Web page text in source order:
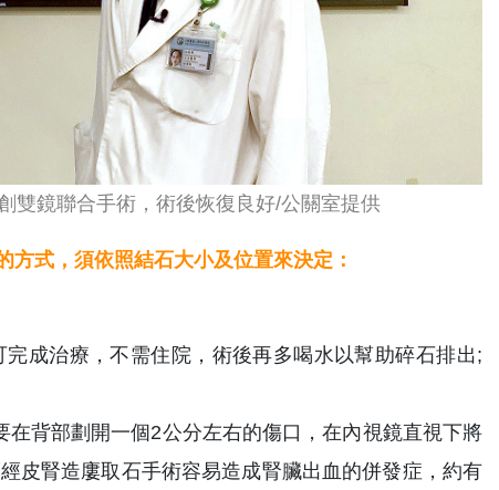
雙鏡聯合手術，術後恢復良好/公關室提供
方式，須依照結石大小及位置來決定：
成治療，不需住院，術後再多喝水以幫助碎石排出;
背部劃開一個2公分左右的傷口，在內視鏡直視下將
皮腎造廔取石手術容易造成腎臟出血的併發症，約有